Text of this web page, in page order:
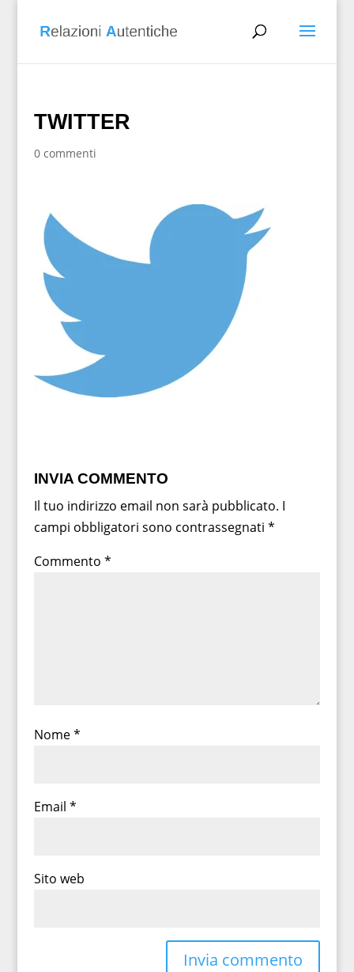
TWITTER
0 commenti
INVIA COMMENTO
Il tuo indirizzo email non sarà pubblicato. I
campi obbligatori sono contrassegnati *
Commento *
Nome*
Email *
Sito web